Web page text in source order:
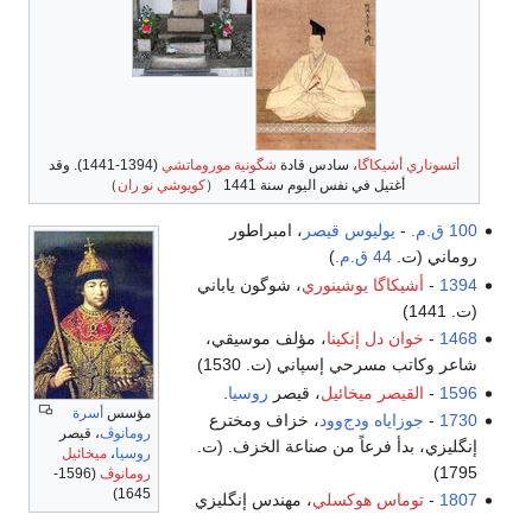
أتسوناري أشيكاگا، سادس قادة شگونية موروماتشي
(1394-1441). وقد
أغتيل في نفس اليوم سنة 1441 （
كويوشي نو ران ）
مؤسس أسرة
رومانوڤ، قيصر
روسيا، ميخائيل
رومانوڤ
(1596-
1645)
100 ق.م. - يوليوس قيصر ، امبراطور
روماني (ت.44 ق.م.
)
1394
- أشيكاگا يوشينوري، شوگون ياباني
(ت. 1441)
1468
- خوان دل إنكينا، مؤلف موسيقي،
شاعر وكاتب مسرحي إسپاني (ت. 1530)
1596
- القيصر ميخائيل، قيصر روسيا
1730
- جوزاياه ودج‌وود، خزاف ومخترع
إنگليزي، بدأ فرعاً من صناعة الخزف. (ت.
1795)
1807
-توماس هوكسلي، مهندس إنگليزي